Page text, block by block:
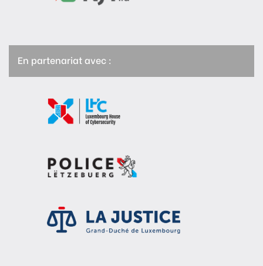
En partenariat avec :